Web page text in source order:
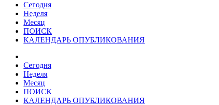
Сегодня
Неделя
Месяц
ПОИСК
КАЛЕНДАРЬ ОПУБЛИКОВАНИЯ
Сегодня
Неделя
Месяц
ПОИСК
КАЛЕНДАРЬ ОПУБЛИКОВАНИЯ